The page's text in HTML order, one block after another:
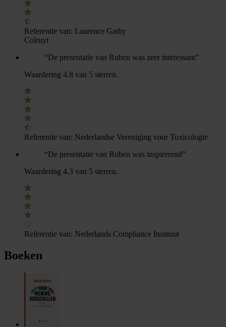
Referentie van: Laurence Gathy
Colruyt
“De presentatie van Ruben was zeer interessant”
Waardering 4.8 van 5 sterren.
Referentie van: Nederlandse Vereniging voor Toxicologie
“De presentatie van Ruben was inspirerend”
Waardering 4.3 van 5 sterren.
Referentie van: Nederlands Compliance Instituut
Boeken